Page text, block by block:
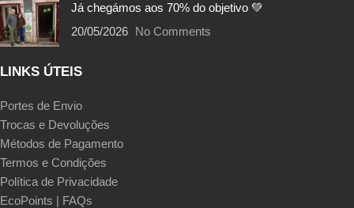
Já chegámos aos 70% do objetivo 💚
20/05/2026 No Comments
LINKS ÚTEIS
Portes de Envio
Trocas e Devoluções
Métodos de Pagamento
Termos e Condições
Política de Privacidade
EcoPoints | FAQs